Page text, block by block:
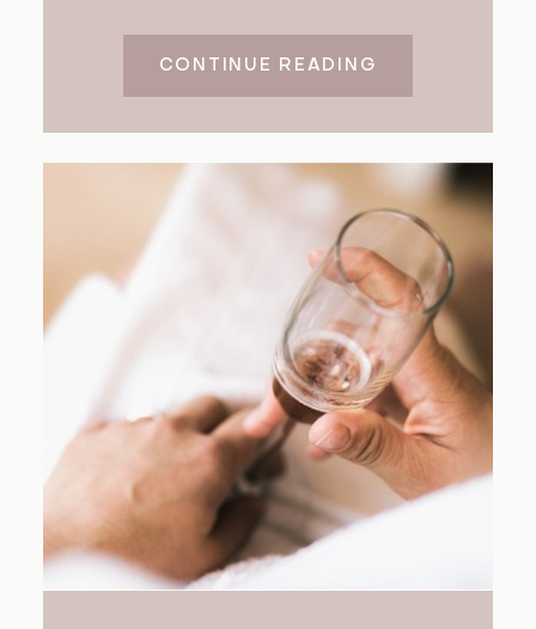
CONTINUE READING